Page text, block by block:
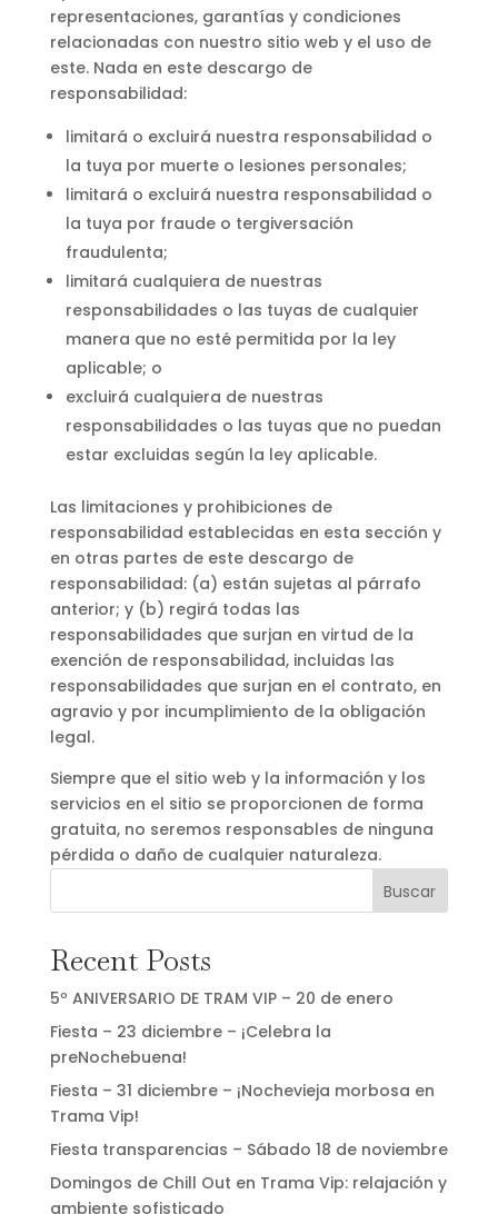
representaciones, garantías y condiciones
relacionadas con nuestro sitio web y el uso de
este. Nada en este descargo de
responsabilidad:
limitará o excluirá nuestra responsabilidad o
la tuya por muerte o lesiones personales;
limitará o excluirá nuestra responsabilidad o
la tuya por fraude o tergiversación
fraudulenta;
limitará cualquiera de nuestras
responsabilidades o las tuyas de cualquier
manera que no esté permitida por la ley
aplicable; o
excluirá cualquiera de nuestras
responsabilidades o las tuyas que no puedan
estar excluidas según la ley aplicable.
Las limitaciones y prohibiciones de
responsabilidad establecidas en esta sección y
en otras partes de este descargo de
responsabilidad: (a) están sujetas al párrafo
anterior; y (b) regirá todas las
responsabilidades que surjan en virtud de la
exención de responsabilidad, incluidas las
responsabilidades que surjan en el contrato, en
agravio y por incumplimiento de la obligación
legal.
Siempre que el sitio web y la información y los
servicios en el sitio se proporcionen de forma
gratuita, no seremos responsables de ninguna
pérdida o daño de cualquier naturaleza.
Buscar
Recent Posts
5º ANIVERSARIO DE TRAM VIP – 20 de enero
Fiesta – 23 diciembre – ¡Celebra la
preNochebuena!
Fiesta – 31 diciembre – ¡Nochevieja morbosa en
Trama Vip!
Fiesta transparencias – Sábado 18 de noviembre
Domingos de Chill Out en Trama Vip: relajación y
ambiente sofisticado